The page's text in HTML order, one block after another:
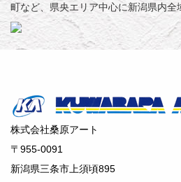
町など、県央エリア中心に新潟県内全
株式会社桑原アート
〒955-0091
新潟県三条市上須頃895